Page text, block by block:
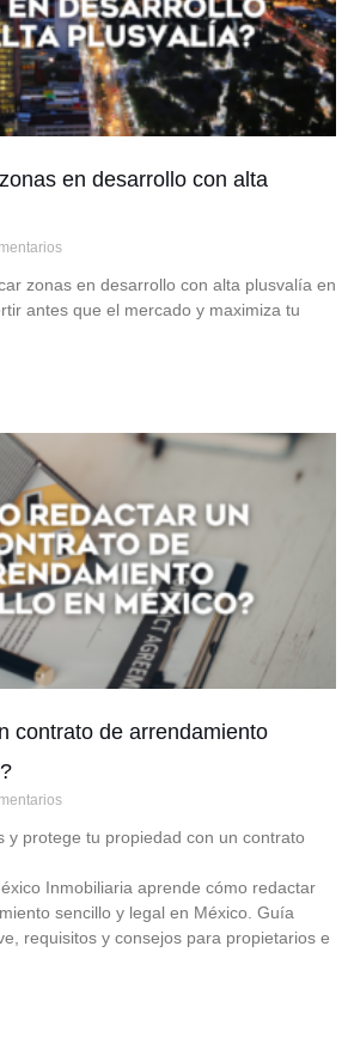
en desarrollo con alta
zonas en desarrollo con alta plusvalía en
antes que el mercado y maximiza tu
contrato de arrendamiento
y protege tu propiedad con un contrato
Inmobiliaria aprende cómo redactar
sencillo y legal en México. Guía
requisitos y consejos para propietarios e